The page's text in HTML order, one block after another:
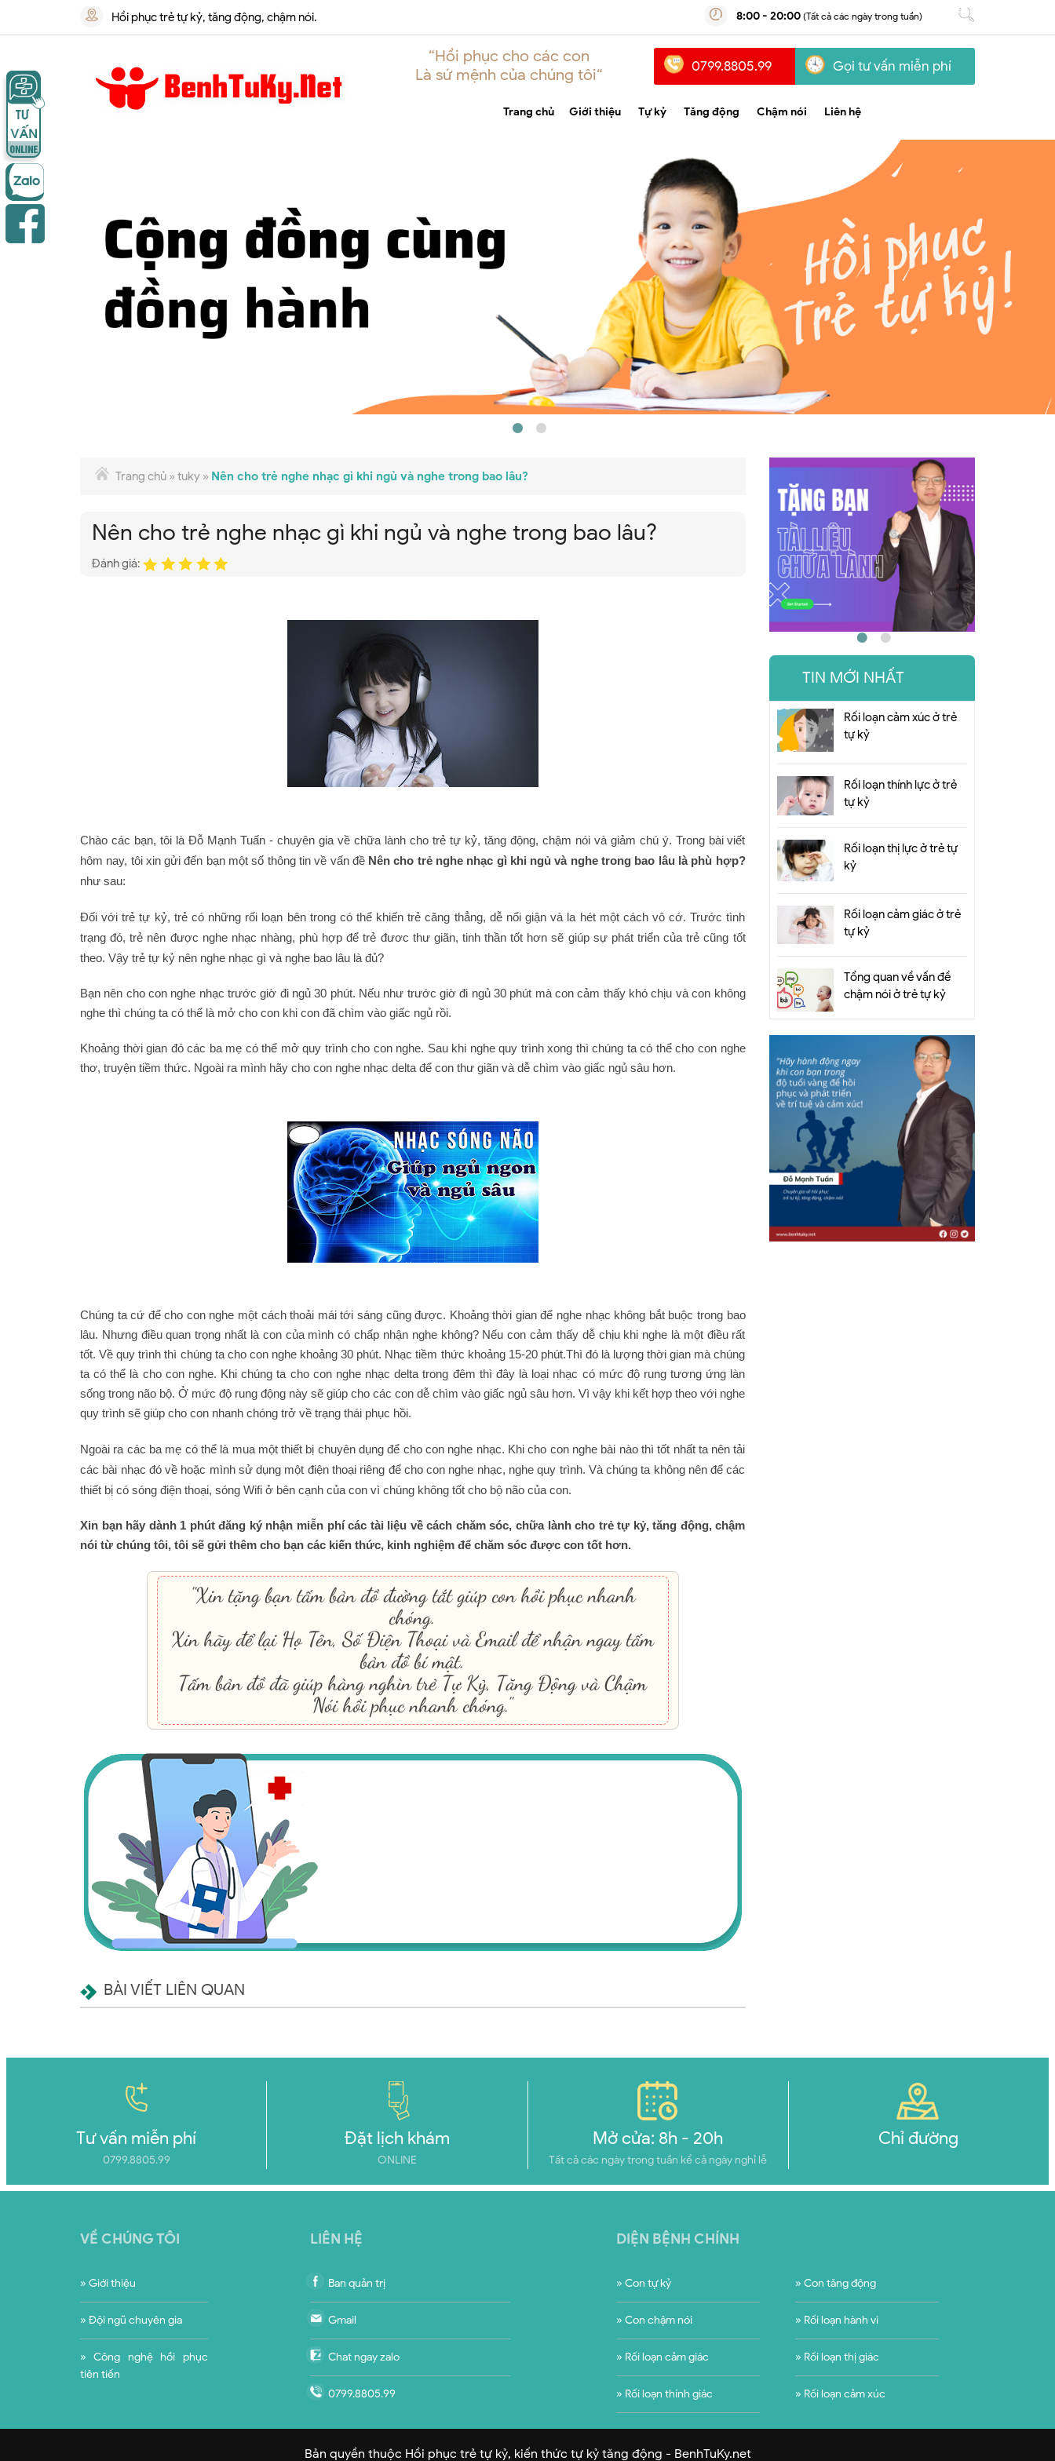
Hồi phục trẻ tự kỷ, tăng động, chậm nói. 8:00 - 20:00 (Tất cả các ngày trong tuần)
“Hồi phục cho các con
Là sứ mệnh của chúng tôi“
0799.8805.99 Gọi tư vấn miễn phí
Trang chủ Giới thiệu Tự kỷ Tăng động Chậm nói Liên hệ
Trang chủ » tuky » Nên cho trẻ nghe nhạc gì khi ngủ và nghe trong bao lâu?
Nên cho trẻ nghe nhạc gì khi ngủ và nghe trong bao lâu?
Đánh giá:
Chào các bạn, tôi là Đỗ Mạnh Tuấn - chuyên gia về chữa lành cho trẻ tự kỷ, tăng động, chậm nói và giảm chú ý. Trong bài viết
hôm nay, tôi xin gửi đến bạn một số thông tin về vấn đề Nên cho trẻ nghe nhạc gì khi ngủ và nghe trong bao lâu là phù hợp?
như sau:
Đối với trẻ tự kỷ, trẻ có những rối loạn bên trong có thể khiến trẻ căng thẳng, dễ nổi giận và la hét một cách vô cớ. Trước tình
trạng đó, trẻ nên được nghe nhạc nhàng, phù hợp để trẻ đươc thư giãn, tinh thần tốt hơn sẽ giúp sự phát triển của trẻ cũng tốt
theo. Vậy trẻ tự kỷ nên nghe nhạc gì và nghe bao lâu là đủ?
Bạn nên cho con nghe nhạc trước giờ đi ngủ 30 phút. Nếu như trước giờ đi ngủ 30 phút mà con cảm thấy khó chịu và con không
nghe thì chúng ta có thể là mở cho con khi con đã chìm vào giấc ngủ rồi.
Khoảng thời gian đó các ba mẹ có thể mở quy trình cho con nghe. Sau khi nghe quy trình xong thì chúng ta có thể cho con nghe
thơ, truyện tiềm thức. Ngoài ra mình hãy cho con nghe nhạc delta để con thư giãn và dễ chìm vào giấc ngủ sâu hơn.
Chúng ta cứ để cho con nghe một cách thoải mái tới sáng cũng được. Khoảng thời gian để nghe nhạc không bắt buộc trong bao
lâu. Nhưng điều quan trọng nhất là con của mình có chấp nhận nghe không? Nếu con cảm thấy dễ chịu khi nghe là một điều rất
tốt. Về quy trình thì chúng ta cho con nghe khoảng 30 phút. Nhạc tiềm thức khoảng 15-20 phút.Thì đó là lượng thời gian mà chúng
ta có thể là cho con nghe. Khi chúng ta cho con nghe nhạc delta trong đêm thì đây là loại nhạc có mức độ rung tương ứng làn
sống trong não bộ. Ở mức độ rung động này sẽ giúp cho các con dễ chìm vào giấc ngủ sâu hơn. Vì vậy khi kết hợp theo với nghe
quy trình sẽ giúp cho con nhanh chóng trở về trạng thái phục hồi.
Ngoài ra các ba mẹ có thể là mua một thiết bị chuyên dụng để cho con nghe nhạc. Khi cho con nghe bài nào thì tốt nhất ta nên tải
các bài nhạc đó về hoặc mình sử dụng một điện thoại riêng để cho con nghe nhạc, nghe quy trình. Và chúng ta không nên để các
thiết bị có sóng điện thoại, sóng Wifi ở bên cạnh của con vì chúng không tốt cho bộ não của con.
Xin bạn hãy dành 1 phút đăng ký nhận miễn phí các tài liệu về cách chăm sóc, chữa lành cho trẻ tự kỷ, tăng động, chậm
nói từ chúng tôi, tôi sẽ gửi thêm cho bạn các kiến thức, kinh nghiệm để chăm sóc được con tốt hơn.
"Xin tặng bạn tấm bản đồ đường tắt giúp con hồi phục nhanh
chóng.
Xin hãy để lại Họ Tên, Số Điện Thoại và Email để nhận ngay tấm
bản đồ bí mật.
Tấm bản đồ đã giúp hàng nghìn trẻ Tự Kỷ, Tăng Động và Chậm
Nói hồi phục nhanh chóng."
BÀI VIẾT LIÊN QUAN
TIN MỚI NHẤT
Rối loạn cảm xúc ở trẻ
tự kỷ
Rối loạn thính lực ở trẻ
tự kỷ
Rối loạn thị lực ở trẻ tự
kỷ
Rối loạn cảm giác ở trẻ
tự kỷ
Tổng quan về vấn đề
chậm nói ở trẻ tự kỷ
Tư vấn miễn phí
0799.8805.99
Đặt lịch khám
ONLINE
Mở cửa: 8h - 20h
Tất cả các ngày trong tuần kể cả ngày nghỉ lễ
Chỉ đường
VỀ CHÚNG TÔI
» Giới thiệu
» Đội ngũ chuyên gia
» Công nghệ hồi phục
tiên tiến
LIÊN HỆ
Ban quản trị
Gmail
Chat ngay zalo
0799.8805.99
DIỆN BỆNH CHÍNH
» Con tự kỷ » Con tăng động
» Con chậm nói » Rối loạn hành vi
» Rối loạn cảm giác » Rối loạn thị giác
» Rối loạn thính giác » Rối loạn cảm xúc
Bản quyền thuộc Hồi phục trẻ tự kỷ, kiến thức tự kỷ tăng động - BenhTuKy.net